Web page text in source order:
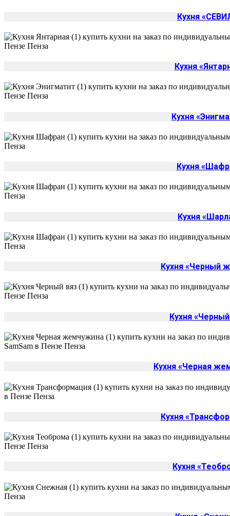
Кухня
Кухня
Кухня
Кухня
Кухня
Кухня «Черный
Кухня
Кухня «Черная
Кухня
Кухня